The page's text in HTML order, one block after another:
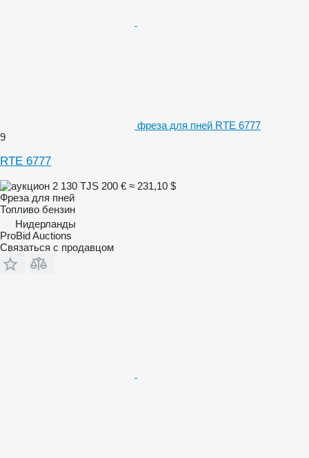
фреза для пней RTE 6777
9
RTE 6777
2 130 TJS 200 € ≈ 231,10 $
Фреза для пней
Топливо бензин
Нидерланды
ProBid Auctions
Связаться с продавцом